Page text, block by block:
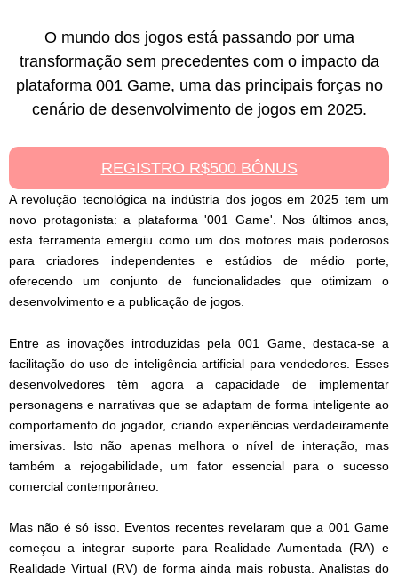
O mundo dos jogos está passando por uma
transformação sem precedentes com o impacto da
plataforma 001 Game, uma das principais forças no
cenário de desenvolvimento de jogos em 2025.
REGISTRO R$500 BÔNUS
A revolução tecnológica na indústria dos jogos em 2025 tem um
novo protagonista: a plataforma '001 Game'. Nos últimos anos,
esta ferramenta emergiu como um dos motores mais poderosos
para criadores independentes e estúdios de médio porte,
oferecendo um conjunto de funcionalidades que otimizam o
desenvolvimento e a publicação de jogos.
Entre as inovações introduzidas pela 001 Game, destaca-se a
facilitação do uso de inteligência artificial para vendedores. Esses
desenvolvedores têm agora a capacidade de implementar
personagens e narrativas que se adaptam de forma inteligente ao
comportamento do jogador, criando experiências verdadeiramente
imersivas. Isto não apenas melhora o nível de interação, mas
também a rejogabilidade, um fator essencial para o sucesso
comercial contemporâneo.
Mas não é só isso. Eventos recentes revelaram que a 001 Game
começou a integrar suporte para Realidade Aumentada (RA) e
Realidade Virtual (RV) de forma ainda mais robusta. Analistas do